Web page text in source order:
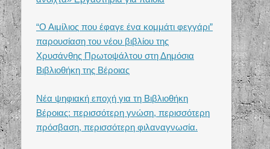
“Ο Αιμίλιος που έφαγε ένα κομμάτι φεγγάρι”
παρουσίαση του νέου βιβλίου της
Χρυσάνθης Πρωτοψάλτου στη Δημόσια
Βιβλιοθήκη της Βέροιας
Νέα ψηφιακή εποχή για τη Βιβλιοθήκη
Βέροιας: περισσότερη γνώση, περισσότερη
πρόσβαση, περισσότερη φιλαναγνωσία.